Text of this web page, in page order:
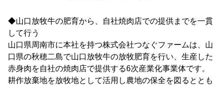
◆山口放牧牛の肥育から、自社焼肉店での提供までを一貫
して行う
山口県周南市に本社を持つ株式会社つなぐファームは、山
口県の秋穂二島で山口放牧牛の放牧肥育を行い、生産した
赤身肉を自社の焼肉店で提供する6次産業化事業体です。
耕作放棄地を放牧地として活用し農地の保全を図るととも